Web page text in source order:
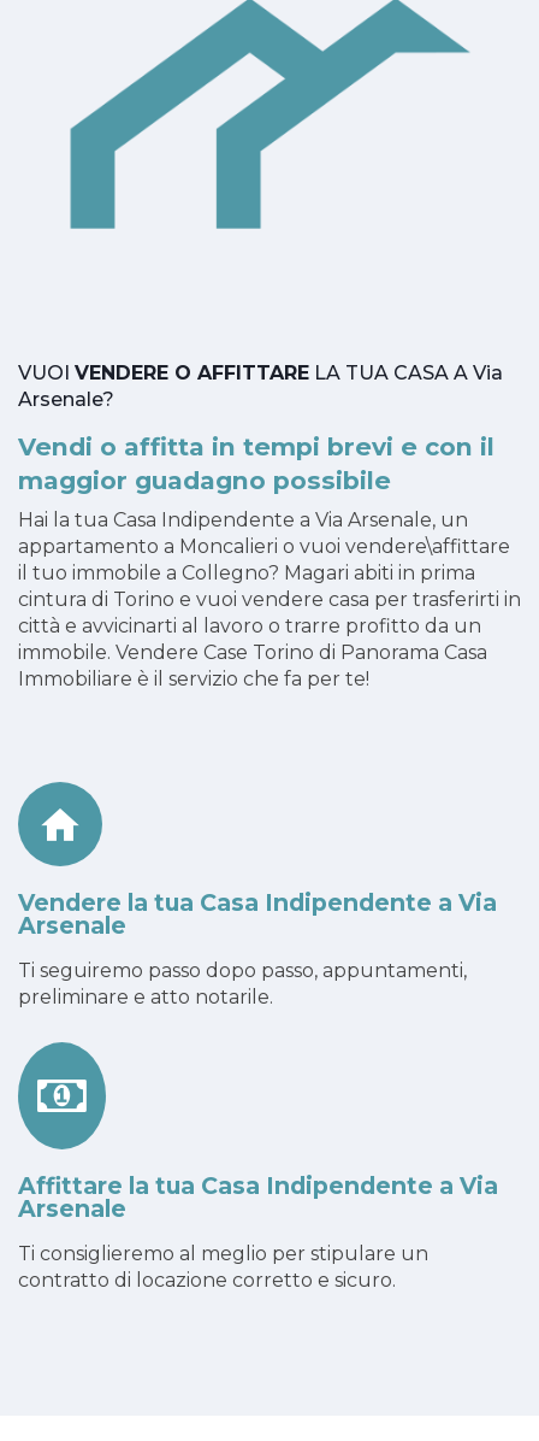
VUOI VENDERE O AFFITTARE LA TUA CASA A Via
Arsenale?
Vendi o affitta in tempi brevi e con il
maggior guadagno possibile
Hai la tua Casa Indipendente a Via Arsenale, un
appartamento a Moncalieri o vuoi vendere\affittare
il tuo immobile a Collegno? Magari abiti in prima
cintura di Torino e vuoi vendere casa per trasferirti in
città e avvicinarti al lavoro o trarre profitto da un
immobile. Vendere Case Torino di Panorama Casa
Immobiliare è il servizio che fa per te!
Vendere la tua Casa Indipendente a Via
Arsenale
Ti seguiremo passo dopo passo, appuntamenti,
preliminare e atto notarile.
Affittare la tua Casa Indipendente a Via
Arsenale
Ti consiglieremo al meglio per stipulare un
contratto di locazione corretto e sicuro.